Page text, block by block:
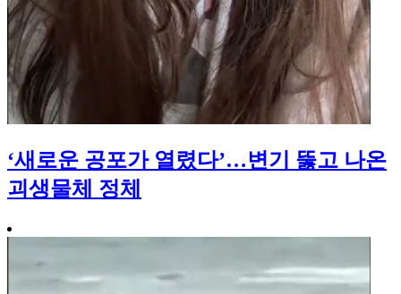
‘새로운 공포가 열렸다’…변기 뚫고 나온
괴생물체 정체